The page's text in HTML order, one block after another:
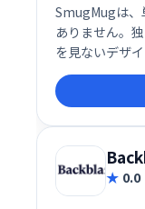
SmugMugは、
ありません。
を見ないデザ
美しく、安全
ラットフォー
0.0